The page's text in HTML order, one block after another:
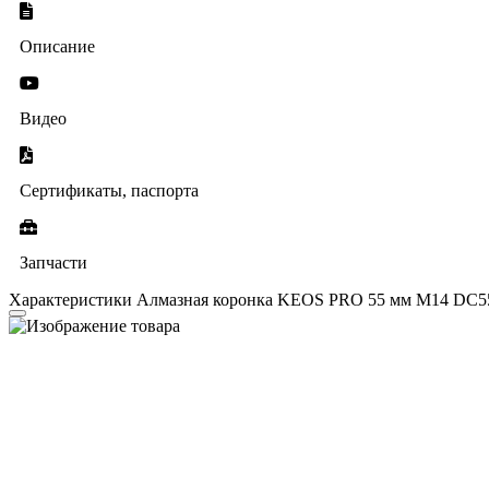
Описание
Видео
Сертификаты, паспорта
Запчасти
Характеристики Алмазная коронка KEOS PRO 55 мм M14